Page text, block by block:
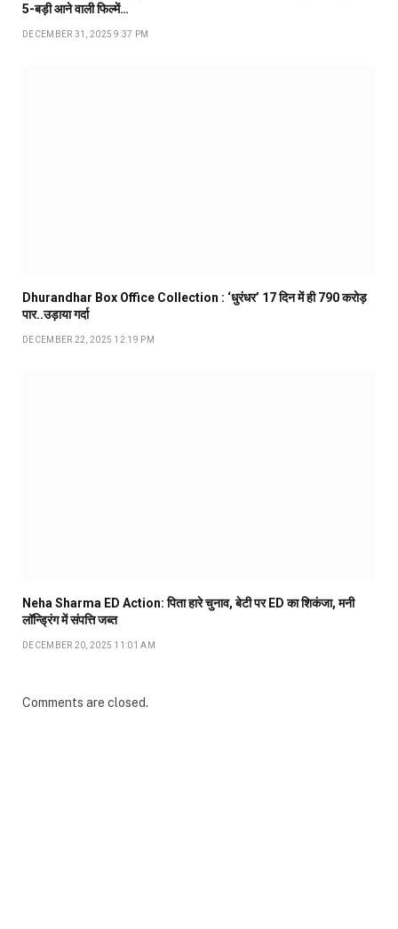
5-बड़ी आने वाली फिल्में…
DECEMBER 31, 2025 9:37 PM
Dhurandhar Box Office Collection : ‘धुरंधर’ 17 दिन में ही ₹790 करोड़
पार..उड़ाया गर्दा
DECEMBER 22, 2025 12:19 PM
Neha Sharma ED Action: पिता हारे चुनाव, बेटी पर ED का शिकंजा, मनी
लॉन्ड्रिंग में संपत्ति जब्त
DECEMBER 20, 2025 11:01 AM
Comments are closed.